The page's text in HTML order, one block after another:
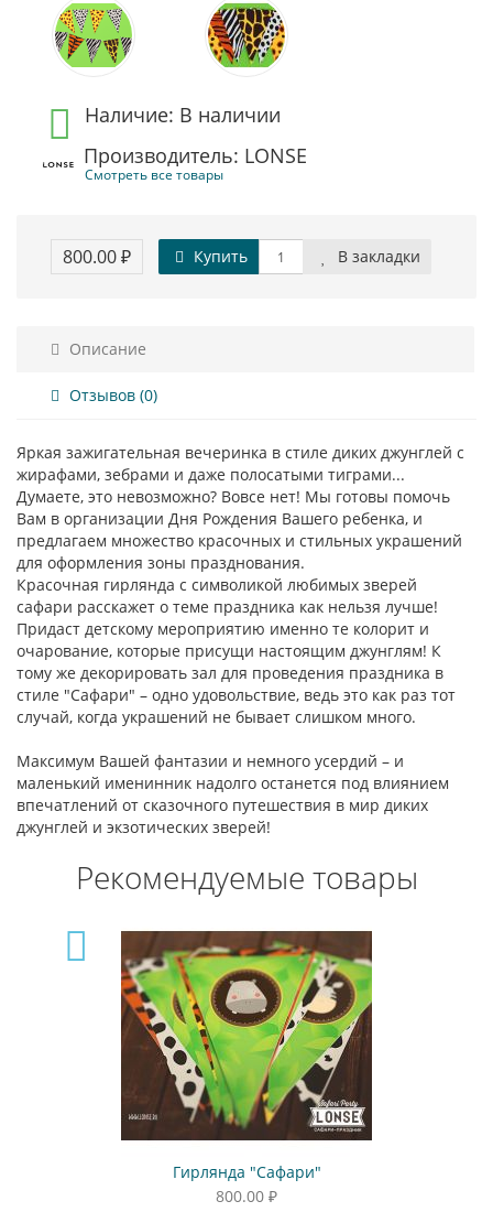
Наличие: В наличии
Производитель: LONSE
Смотреть все товары
800.00 ₽ Купить В закладки
Описание
Отзывов (0)
Яркая зажигательная вечеринка в стиле диких джунглей с
жирафами, зебрами и даже полосатыми тиграми...
Думаете, это невозможно? Вовсе нет! Мы готовы помочь
Вам в организации Дня Рождения Вашего ребенка, и
предлагаем множество красочных и стильных украшений
для оформления зоны празднования.
Красочная гирлянда с символикой любимых зверей
сафари расскажет о теме праздника как нельзя лучше!
Придаст детскому мероприятию именно те колорит и
очарование, которые присущи настоящим джунглям! К
тому же декорировать зал для проведения праздника в
стиле "Сафари" – одно удовольствие, ведь это как раз тот
случай, когда украшений не бывает слишком много.
Максимум Вашей фантазии и немного усердий – и
маленький именинник надолго останется под влиянием
впечатлений от сказочного путешествия в мир диких
джунглей и экзотических зверей!
Рекомендуемые товары
Гирлянда "Сафари"
800.00 ₽